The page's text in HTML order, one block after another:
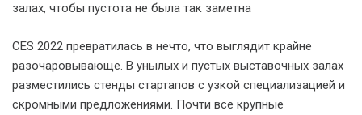
залах, чтобы пустота не была так заметна
CES 2022 превратилась в нечто, что выглядит крайне
разочаровывающе. В унылых и пустых выставочных залах
разместились стенды стартапов с узкой специализацией и
скромными предложениями. Почти все крупные